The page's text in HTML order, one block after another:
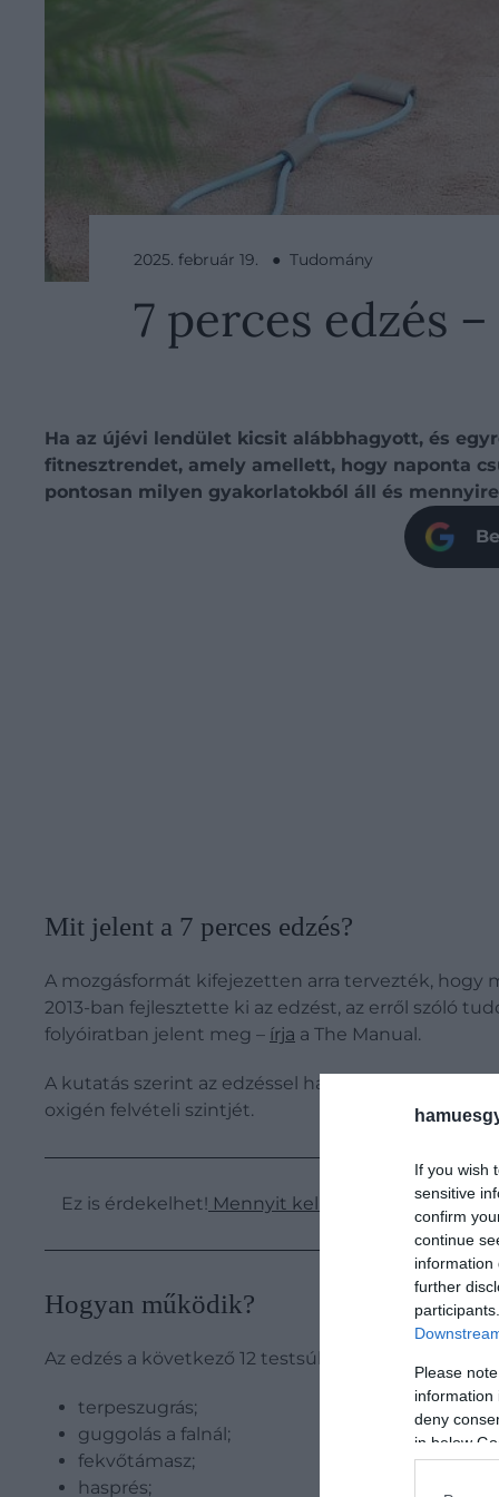
If you wish
sensitive
confirm
continue
information
further
Please
information
deny
in below
2025. február 19. ● Tudomány
7 perces edzés
Ha az újévi lendület kicsit alábbhagyott, és
fitnesztrendet, amely amellett, hogy naponta
pontosan milyen gyakorlatokból áll és
Mit jelent a 7 perces edzés?
A mozgásformát kifejezetten arra tervezték, hogy
2013-ban fejlesztette ki az edzést, az erről szóló
folyóiratban jelent meg – írja a The Manual.
A kutatás szerint az edzéssel hatékonyan
oxigén felvételi szintjét.
Ez is érdekelhet! Mennyit kell edzeni ahhoz,
Hogyan működik?
Az edzés a következő 12 testsúlyos gyakorlatot
terpeszugrás;
guggolás a falnál;
fekvőtámasz;
hasprés;